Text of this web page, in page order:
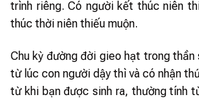
trình riêng. Có người kết thúc niên
thúc thời niên thiếu muộn.
Chu kỳ đường đời gieo hạt trong
từ lúc con người dậy thì và có nhận
từ khi bạn được sinh ra, thường tính